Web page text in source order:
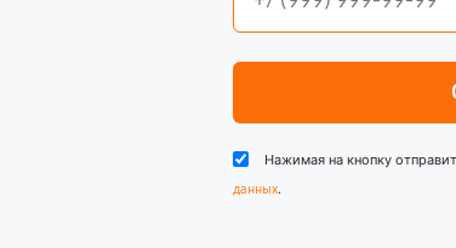
Нажимая на кнопку
данных.